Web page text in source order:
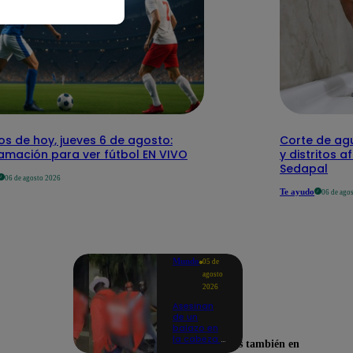
de hoy, jueves 6 de agosto:
para ver fútbol EN VIVO
06 de agosto 2026
Corte de
y distritos
Sedapal
Te ayudo 06 de
Mundo 05 de
agosto
2026
Asesinan
de un
balazo en
la cabeza a
Encuéntranos también en